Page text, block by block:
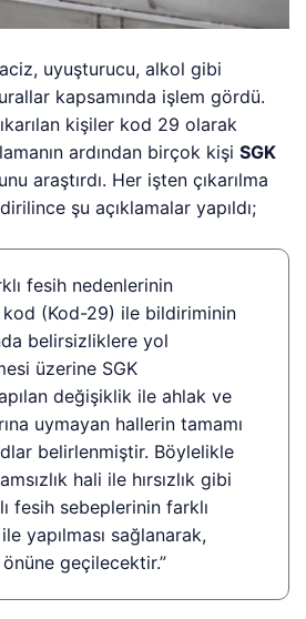
uyuşturucu, alkol gibi
kapsamında işlem gördü.
kişiler kod 29 olarak
ardından birçok kişiSGK
araştırdı. Her işten çıkarılma
şu açıklamalar yapıldı;
fesih nedenlerinin
kod (Kod-29) ile bildiriminin
belirsizliklere yol
üzerine SGK
değişiklik ile ahlak ve
uymayan hallerin tamamı
belirlenmiştir. Böylelikle
hali ile hırsızlık gibi
fesih sebeplerinin farklı
yapılması sağlanarak,
önüne geçilecektir.”